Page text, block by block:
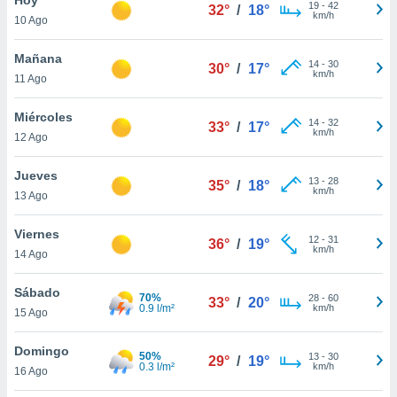
en
más
nuestra
de
cookies
aceptar
10 Ago
32° / 18° 19- 42
km/h
Mañana
11 Ago
30° / 17° 14- 30
km/h
Miércoles
12 Ago
33° / 17° 14- 32
km/h
Jueves
13 Ago
35° / 18° 13- 28
km/h
Viernes
14 Ago
36° / 19° 12- 31
km/h
Sábado
15 Ago
70%
0.9 l/m²
33° / 20° 28- 60
km/h
Domingo
16 Ago
50%
0.3 l/m²
29° / 19° 13- 30
km/h